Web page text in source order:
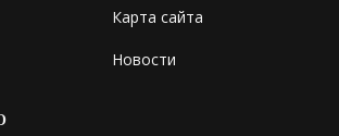
Карта сайта
Новости